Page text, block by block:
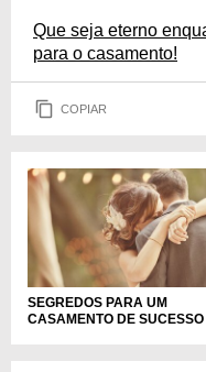
Que seja eterno
para o casamento!
COPIAR
SEGREDOS PARA UM
CASAMENTO DE SUCESSO